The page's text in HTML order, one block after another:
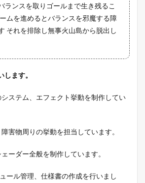
ランスを取りゴールまで生き残るこ
ムを進めるとバランスを邪魔する障
それを排除し無事火山島から脱出し
ます。
システム、エフェクト挙動を制作してい
害物周りの挙動を担当しています。
ェーダー全般を制作しています。
ール管理、仕様書の作成を行いまし